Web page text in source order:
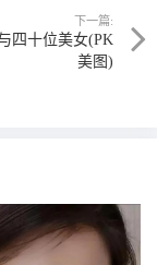
下一篇:
四十位美女(PK
美图)